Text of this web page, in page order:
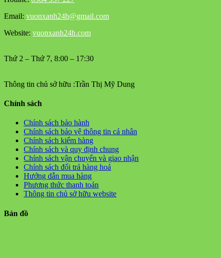
Email: vuonxanh24h@gmail.com
Website: vuonxanh24h.com
Thứ 2 – Thứ 7, 8:00 – 17:30
Thông tin chủ sở hữu :Trần Thị Mỹ Dung
Chính sách
Chính sách bảo hành
Chính sách bảo vệ thông tin cá nhân
Chính sách kiểm hàng
Chính sách và quy định chung
Chính sách vận chuyển và giao nhận
Chính sách đổi trả hàng hoá
Hướng dẫn mua hàng
Phương thức thanh toán
Thông tin chủ sở hữu website
Bản đồ